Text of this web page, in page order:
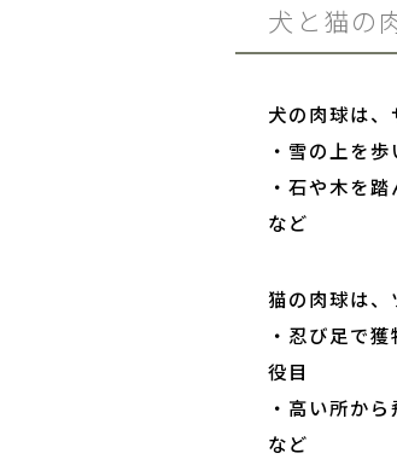
犬と猫の
犬の肉球は、
・雪の上を
・石や木を
など
猫の肉球は、
・忍び足で
役目
・高い所か
など